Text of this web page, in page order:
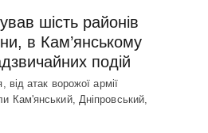
шість районів
в Кам’янському
подій
від атак ворожої армії
Кам'янський, Дніпровський,